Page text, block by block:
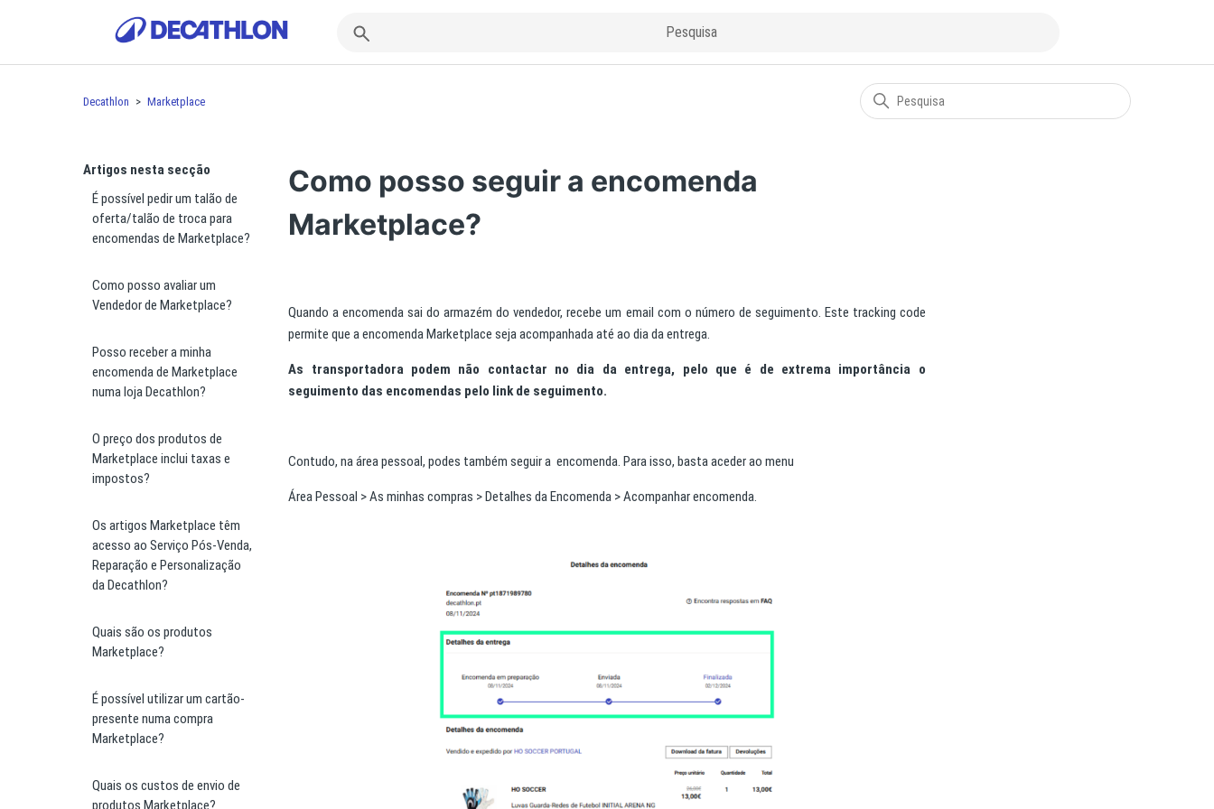
Decathlon Marketplace
Artigos nesta secção
É possível pedir um talão de
oferta/talão de troca para
encomendas de Marketplace?
Como posso avaliar um
Vendedor de Marketplace?
Posso receber a minha
encomenda de Marketplace
numa loja Decathlon?
O preço dos produtos de
Marketplace inclui taxas e
impostos?
Os artigos Marketplace têm
acesso ao Serviço Pós-Venda,
Reparação e Personalização
da Decathlon?
Quais são os produtos
Marketplace?
É possível utilizar um cartão-
presente numa compra
Marketplace?
Quais os custos de envio de
produtos Marketplace?
Como posso seguir a encomenda
Marketplace?
Quando a encomenda sai do armazém do vendedor, recebe um email com o número de seguimento. Este tracking code
permite que a encomenda Marketplace seja acompanhada até ao dia da entrega.
As transportadora podem não contactar no dia da entrega, pelo que é de extrema importância o
seguimento das encomendas pelo link de seguimento.
Contudo, na área pessoal, podes também seguir a encomenda. Para isso, basta aceder ao menu
Área Pessoal > As minhas compras > Detalhes da Encomenda > Acompanhar encomenda.